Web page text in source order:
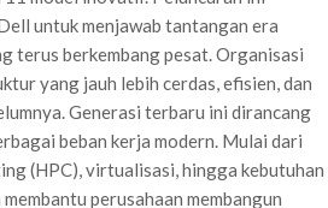
untuk menjawab tantangan era
terus berkembang pesat. Organisasi
yang jauh lebih cerdas, efisien, dan
Generasi terbaru ini dirancang
beban kerja modern. Mulai dari
(HPC), virtualisasi, hingga kebutuhan
perusahaan membangun